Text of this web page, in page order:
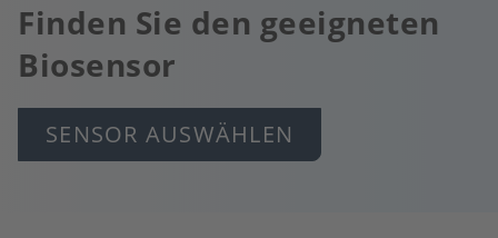
Finden Sie den geeigneten
Biosensor
SENSOR AUSWÄHLEN